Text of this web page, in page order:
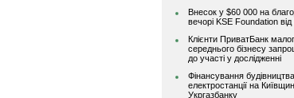
Внесок у $60 000 на
вечорі KSE Foundation
Клієнти ПриватБанк
середнього бізнесу
до участі у дослідженні
Фінансування
електростанції на
Укргазбанку